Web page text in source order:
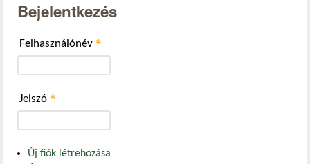
Bejelentkezés
Felhasználónév *
Jelszó *
Új fiók létrehozása